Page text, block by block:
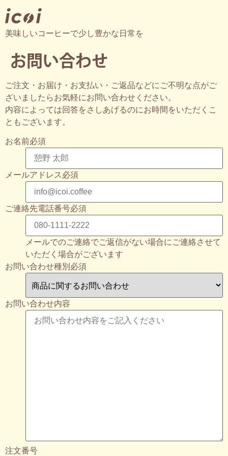
美味しいコーヒーで少し豊かな日常を
お問い合わせ
ご注文・お届け・お支払い・ご返品などにご不明な点がご
ざいましたらお気軽にお問い合わせください。
内容によっては回答をさしあげるのにお時間をいただくこ
ともございます。
お名前必須
メールアドレス 必須
ご連絡先電話番号必須
メールでのご連絡でご返信がない場合にご連絡させて
いただく場合がございます
お問い合わせ種別 必須
お問い合わせ内容
注文番号